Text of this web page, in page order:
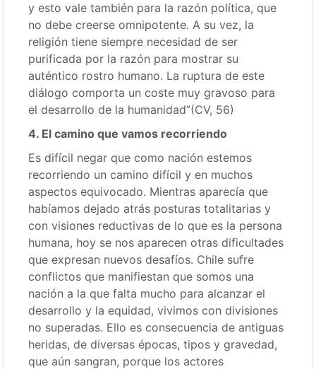
y esto vale también para la razón política, que
no debe creerse omnipotente. A su vez, la
religión tiene siempre necesidad de ser
purificada por la razón para mostrar su
auténtico rostro humano. La ruptura de este
diálogo comporta un coste muy gravoso para
el desarrollo de la humanidad”(CV, 56)
4. El camino que vamos recorriendo
Es difícil negar que como nación estemos
recorriendo un camino difícil y en muchos
aspectos equivocado. Mientras aparecía que
habíamos dejado atrás posturas totalitarias y
con visiones reductivas de lo que es la persona
humana, hoy se nos aparecen otras dificultades
que expresan nuevos desafíos. Chile sufre
conflictos que manifiestan que somos una
nación a la que falta mucho para alcanzar el
desarrollo y la equidad, vivimos con divisiones
no superadas. Ello es consecuencia de antiguas
heridas, de diversas épocas, tipos y gravedad,
que aún sangran, porque los actores